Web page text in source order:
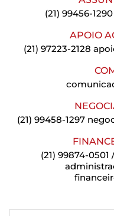
(21) 99456-1290
APOIO
(21) 97223-2128
(21) 99458-1297
(21) 99874-